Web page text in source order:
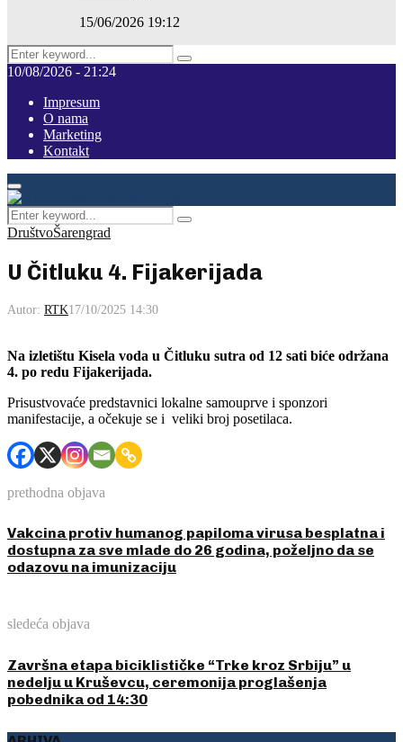
15/06/2026 19:12
Search
for:
Pretraga
10/08/2026 - 21:24
Impresum
O nama
Marketing
Kontakt
Facebook
Instagram
Youtube
Primary
Menu
Search
for:
Pretraga
DruštvoŠarengrad
U Čitluku 4. Fijakerijada
Autor: RTK17/10/2025 14:30
Na izletištu Kisela voda u Čitluku sutra od 12 sati biće održana
4. po redu Fijakerijada.
Prisustvovaće predstavnici lokalne samouprve i sponzori
manifestacije, a očekuje se i veliki broj posetilaca.
prethodna objava
Vakcina protiv humanog papiloma virusa besplatna i
dostupna za sve mlade do 26 godina, poželjno da se
odazovu na imunizaciju
sledeća objava
Završna etapa biciklističke “Trke kroz Srbiju” u
nedelju u Kruševcu, ceremonija proglašenja
pobednika od 14:30